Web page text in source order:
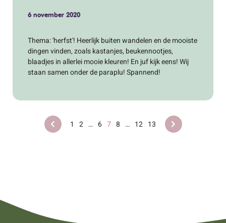
6 november 2020
Thema: 'herfst'! Heerlijk buiten wandelen en de mooiste
dingen vinden, zoals kastanjes, beukennootjes,
blaadjes in allerlei mooie kleuren! En juf kijk eens! Wij
staan samen onder de paraplu! Spannend!
1 2 … 6 7 8 … 12 13